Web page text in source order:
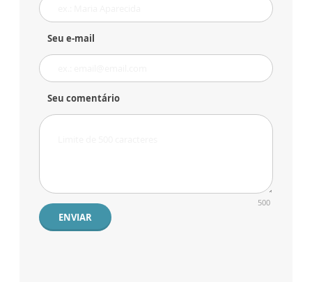
Seu e-mail
Seu comentário
500
ENVIAR